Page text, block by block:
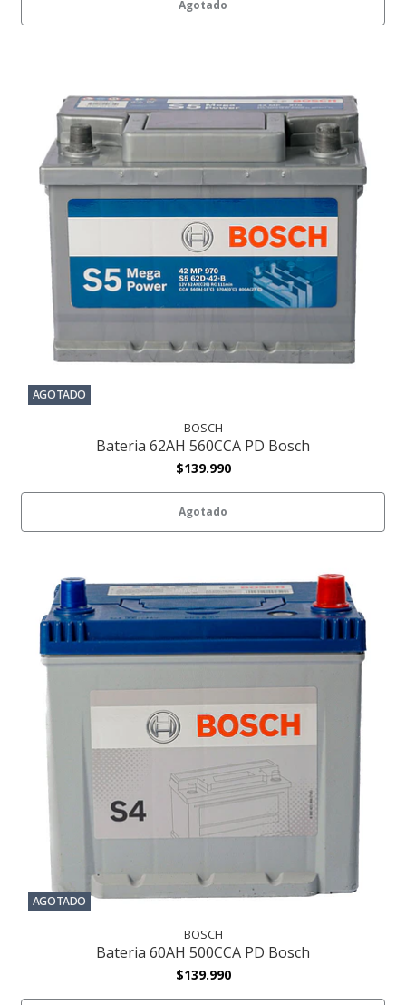
Agotado
AGOTADO
BOSCH
Bateria 62AH 560CCA PD Bosch
$139.990
Agotado
AGOTADO
BOSCH
Bateria 60AH 500CCA PD Bosch
$139.990